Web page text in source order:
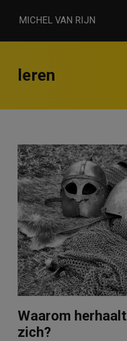
MICHEL VAN RIJN
leren
Waarom
zich?